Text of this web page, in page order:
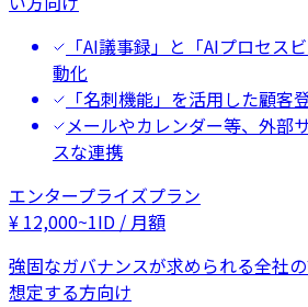
「AI議事録」と「AIプロセス
動化
「名刺機能」を活用した顧客
メールやカレンダー等、外部
スな連携
エンタープライズプラン
¥ 12,000~1ID / 月額
強固なガバナンスが求められる全社
想定する方向け